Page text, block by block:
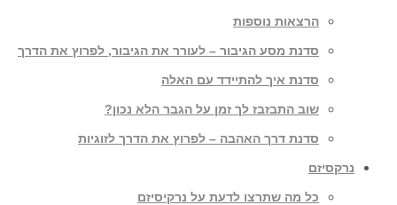
הרצאות נוספות
סדנת מסע הגיבור – לעורר את הגיבור, לפרוץ את הדרך
סדנת איך להתיידד עם האלה
שוב התבזבז לך זמן על הגבר הלא נכון?
סדנת דרך האהבה – לפרוץ את הדרך לזוגיות
נרקסיזם
כל מה שתרצו לדעת על נרקיסיזם